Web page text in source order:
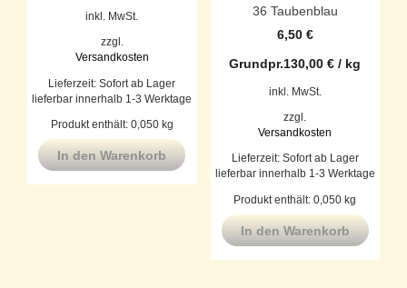
inkl. MwSt.
zzgl.
Versandkosten
Lieferzeit: Sofort ab Lager
lieferbar innerhalb 1-3 Werktage
Produkt enthält: 0,050 kg
In den Warenkorb
36 Taubenblau
6,50 €
Grundpr.130,00€ / kg
inkl. MwSt.
zzgl.
Versandkosten
Lieferzeit: Sofort ab Lager
lieferbar innerhalb 1-3 Werktage
Produkt enthält: 0,050kg
In den Warenkorb